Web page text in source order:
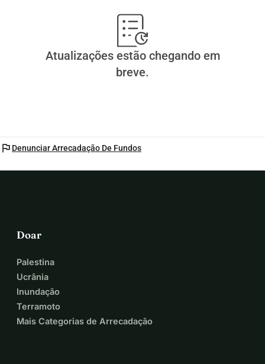
Atualizações estão chegando em
breve.
flag Denunciar Arrecadação De Fundos
Doar
Palestina
Ucrânia
Inundação
Terramoto
Mais Categorias de Arrecadação